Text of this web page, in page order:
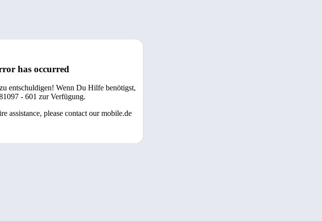
has occurred
entschuldigen! Wenn Du Hilfe benötigst,
- 601 zur Verfügung.
assistance, please contact our mobile.de